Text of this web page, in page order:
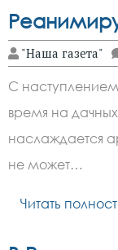
"Наша газета"
С
время на
наслаждается
не может…
Читать